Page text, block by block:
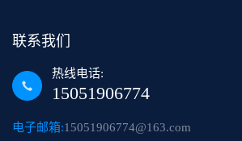
联系我们
热线电话:
15051906774
电子邮箱:15051906774@163.com